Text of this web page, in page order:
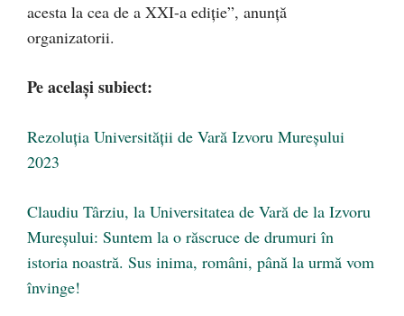
acesta la cea de a XXI-a ediție”, anunță
organizatorii.
Pe același subiect:
Rezoluția Universității de Vară Izvoru Mureșului
2023
Claudiu Târziu, la Universitatea de Vară de la Izvoru
Mureșului: Suntem la o răscruce de drumuri în
istoria noastră. Sus inima, români, până la urmă vom
învinge!